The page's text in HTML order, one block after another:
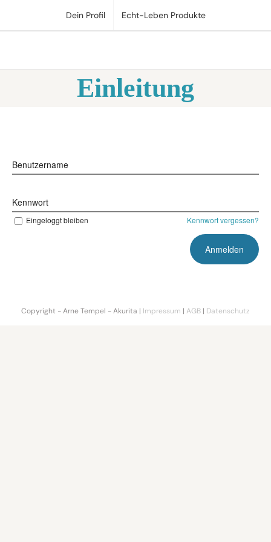
springen
Dein Profil Echt-Leben Produkte
Einleitung
Benutzername
Kennwort
Eingeloggt bleiben Kennwort vergessen?
Copyright - Arne Tempel - Akurita | Impressum | AGB | Datenschutz